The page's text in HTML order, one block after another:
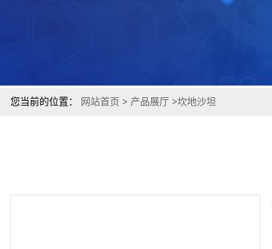
您当前的位置： 网站首页 > 产品展厅 >坎地沙坦